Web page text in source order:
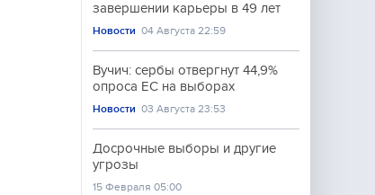
завершении карьеры в 49 лет
Новости 04 Августа 22:59
Вучич: сербы отвергнут 44,9%
опроса ЕС на выборах
Новости 03 Августа 23:53
Досрочные выборы и другие
угрозы
15 Февраля 05:00